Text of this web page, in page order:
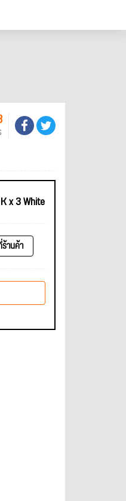
x 3 White
านค้า